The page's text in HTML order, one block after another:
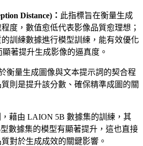
Distance)： 此指標旨在衡量生成
度，數值愈低代表影像品質愈理想；
訓練數據進行模型訓練，能有效優化
著提升生成影像的逼真度。
衡量生成圖像與文本提示詞的契合程
則是提升該分數、確保精準成圖的關
，藉由 LAION 5B 數據集的訓練，其
數據集的模型有顯著提升，這也直接
對於生成成效的關鍵影響。